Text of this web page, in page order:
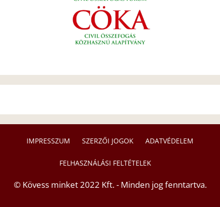
IMPRESSZUM SZERZŐI JOGOK ADATVÉDELEM
FELHASZNÁLÁSI FELTÉTELEK
© Kövess minket 2022 Kft. - Minden jog fenntartva.